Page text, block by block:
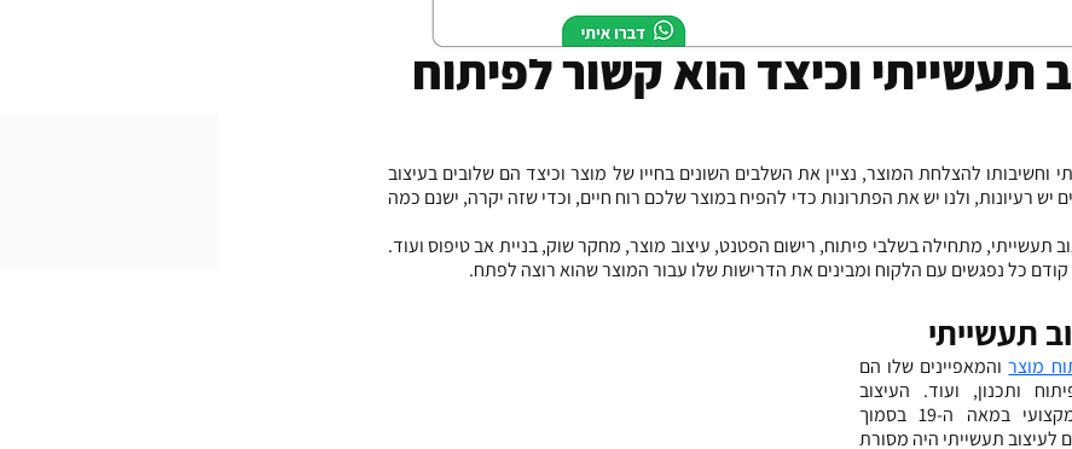
תעשייתי וכיצד הוא קשור לפיתוח
כל נפגשים עם הלקוח ומבינים את הדרישות שלו עבור המוצר שהוא רוצה לפתח.
תעשייתי
מוצר